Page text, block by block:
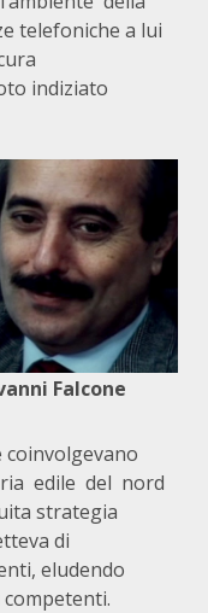
telefoniche a lui
indiziato
Falcone
coinvolgevano
edile del nord
strategia
di
eludendo